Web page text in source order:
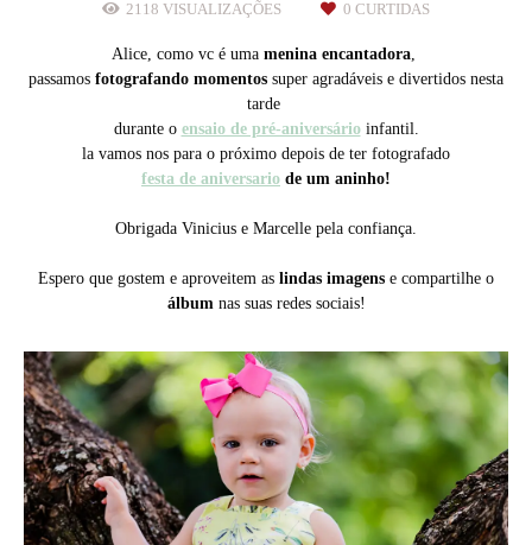
2118 VISUALIZAÇÕES 0 CURTIDAS
Alice, como vc é uma menina encantadora
passamos fotografando momentos super agradáveis e divertidos nesta
tarde
durante o ensaio de pré-aniversárioinfantil.
la vamos nos para o próximo depois de ter fotografado
festa de aniversario de um aninho!
Obrigada Vinicius e Marcelle pela confiança.
Espero que gostem e aproveitem as lindas imagens e compartilhe o
álbum nas suas redes sociais!